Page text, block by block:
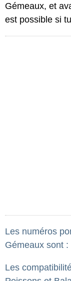
Gémeaux, et
est possible si
Les numéros
Gémeaux sont :
Les